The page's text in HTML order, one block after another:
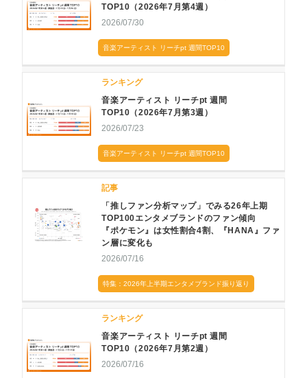
TOP10（2026年7月第4週）
2026/07/30
音楽アーティスト リーチpt 週間TOP10
ランキング
音楽アーティスト リーチpt 週間
TOP10（2026年7月第3週）
2026/07/23
音楽アーティスト リーチpt 週間TOP10
記事
「推しファン分析マップ」でみる26年上期
TOP100エンタメブランドのファン傾向
『ポケモン』は女性割合4割、『HANA』ファ
ン層に変化も
2026/07/16
特集：2026年上半期エンタメブランド振り返り
ランキング
音楽アーティスト リーチpt 週間
TOP10（2026年7月第2週）
2026/07/16